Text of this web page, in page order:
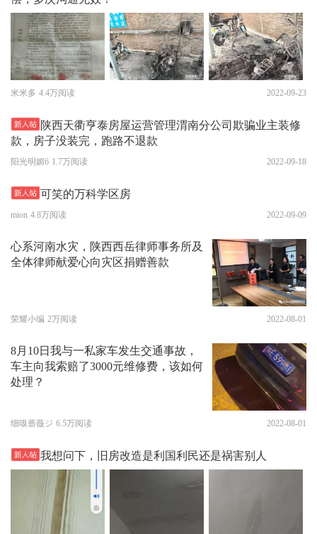
米米多 4.4万阅读 2022-09-23
陕西天衢亨泰房屋运营管理渭南分公司欺骗业主装修
款，房子没装完，跑路不退款
阳光明媚6 1.7万阅读 2022-09-18
可笑的万科学区房
mion 4.8万阅读 2022-09-09
心系河南水灾，陕西西岳律师事务所及
全体律师献爱心向灾区捐赠善款
荣耀小编 2万阅读 2022-08-01
8月10日我与一私家车发生交通事故，
车主向我索赔了3000元维修费，该如何
处理？
细嗅蔷薇ジ 6.5万阅读 2022-08-01
我想问下，旧房改造是利国利民还是祸害别人